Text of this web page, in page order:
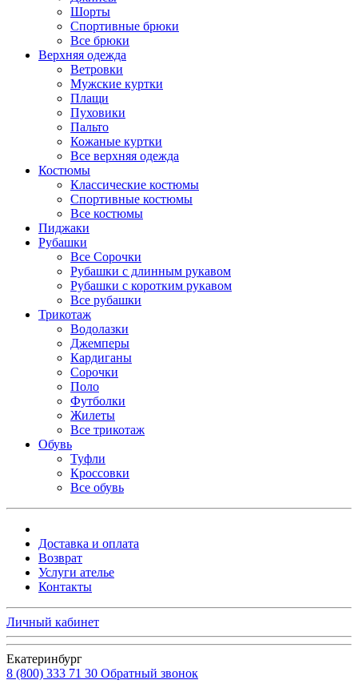
Шорты
Спортивные брюки
Все брюки
Верхняя одежда
Ветровки
Мужские куртки
Плащи
Пуховики
Пальто
Кожаные куртки
Все верхняя одежда
Костюмы
Классические костюмы
Спортивные костюмы
Все костюмы
Пиджаки
Рубашки
Все Сорочки
Рубашки с длинным рукавом
Рубашки с коротким рукавом
Все рубашки
Трикотаж
Водолазки
Джемперы
Кардиганы
Сорочки
Поло
Футболки
Жилеты
Все трикотаж
Обувь
Туфли
Кроссовки
Все обувь
Доставка и оплата
Возврат
Услуги ателье
Контакты
Личный кабинет
Екатеринбург
8 (800) 333 71 30 Обратный звонок